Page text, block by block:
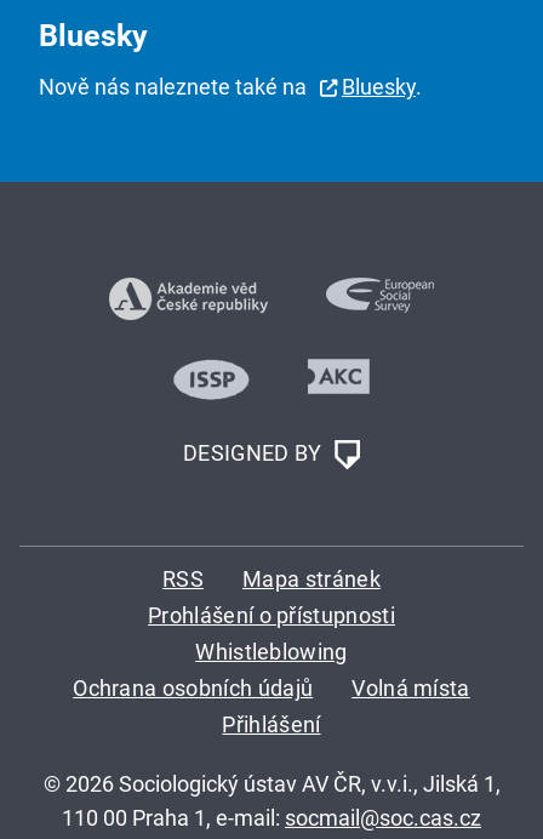
Bluesky
Nově nás naleznete také na Bluesky.
DESIGNED BY
RSS
Mapa stránek
Prohlášení o přístupnosti
Whistleblowing
Ochrana osobních údajů
Volná místa
Přihlášení
© 2026 Sociologický ústav AV ČR, v.v.i., Jilská 1,
110 00 Praha 1, e-mail: socmail@soc.cas.cz